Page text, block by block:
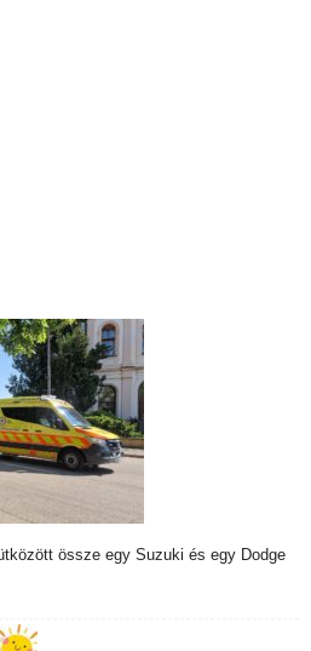
össze egy Suzuki és egy Dodge